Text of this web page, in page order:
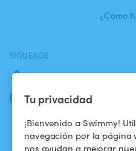
Tu privacidad
¡Bienvenido a Swimmy!
navegación por la página
nos ayudan a mejorar
¿Cómo
SÍGUENOS
Facebook
Instagram